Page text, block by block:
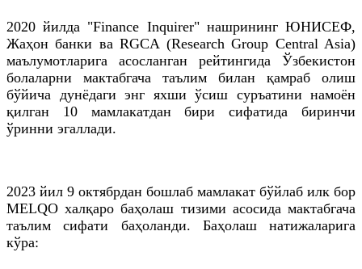
2020 йилда "Finance Inquirer" нашрининг ЮНИСEФ,
Жаҳон банки ва RGCA (Research Group Central Asia)
маълумотларига асосланган рейтингида Ўзбекистон
болаларни мактабгача таълим билан қамраб олиш
бўйича дунёдаги энг яхши ўсиш суръатини намоён
қилган 10 мамлакатдан бири сифатида биринчи
ўринни эгаллади.
2023 йил 9 октябрдан бошлаб мамлакат бўйлаб илк бор
MELQO халқаро баҳолаш тизими асосида мактабгача
таълим сифати баҳоланди. Баҳолаш натижаларига
кўра: